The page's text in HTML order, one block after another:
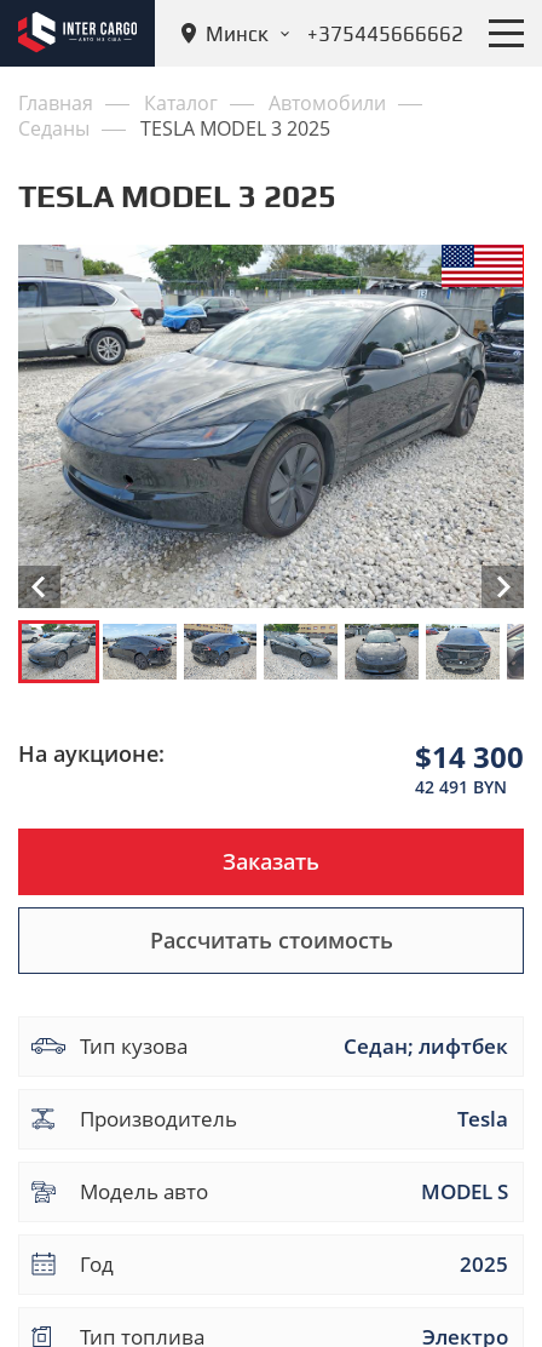
Минск +375445666662
Главная Каталог
Автомобили
Седаны
TESLA MODEL 3 2025
TESLA MODEL 3 2025
На аукционе: $14 300
42 491 BYN
Заказать
Рассчитать стоимость
Тип кузова Седан; лифтбек
Производитель Tesla
Модель авто MODEL S
Год 2025
Тип топлива Электро